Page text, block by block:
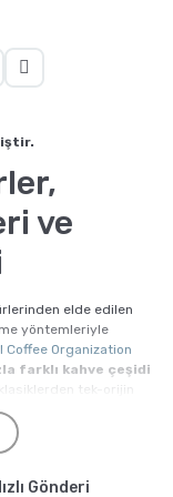
ve
elde edilen
yöntemleriyle
Coffee Organization
farklı kahve çeşidi
tek-orijin
demleme
kahve
Coffee'nin
Gönderi